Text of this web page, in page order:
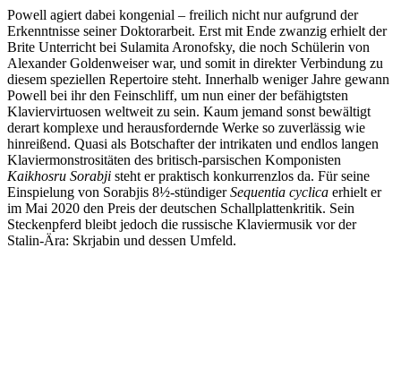
Powell agiert dabei kongenial – freilich nicht nur aufgrund der
Erkenntnisse seiner Doktorarbeit. Erst mit Ende zwanzig erhielt der
Brite Unterricht bei Sulamita Aronofsky, die noch Schülerin von
Alexander Goldenweiser war, und somit in direkter Verbindung zu
diesem speziellen Repertoire steht. Innerhalb weniger Jahre gewann
Powell bei ihr den Feinschliff, um nun einer der befähigtsten
Klaviervirtuosen weltweit zu sein. Kaum jemand sonst bewältigt
derart komplexe und herausfordernde Werke so zuverlässig wie
hinreißend. Quasi als Botschafter der intrikaten und endlos langen
Klaviermonstrositäten des britisch-parsischen Komponisten
Kaikhosru Sorabji steht er praktisch konkurrenzlos da. Für seine
Einspielung von Sorabjis 8½-stündigerSequentia cyclica erhielt er
im Mai 2020 den Preis der deutschen Schallplattenkritik. Sein
Steckenpferd bleibt jedoch die russische Klaviermusik vor der
Stalin-Ära: Skrjabin und dessen Umfeld.